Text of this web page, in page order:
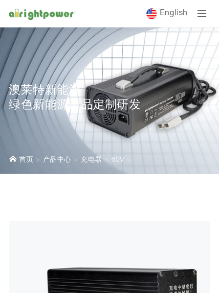
English
澳莱特新能源
绿色新能源产品定制研发
首页 产品中心 充电器 60V